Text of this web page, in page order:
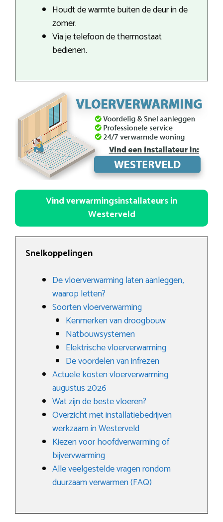
Houdt de warmte buiten de deur in de
zomer.
Via je telefoon de thermostaat
bedienen.
Vind verwarmingsinstallateurs in
Westerveld
Snelkoppelingen
De vloerverwarming laten aanleggen,
waarop letten?
Soorten vloerverwarming
Kenmerken van droogbouw
Natbouwsystemen
Elektrische vloerverwarming
De voordelen van infrezen
Actuele kosten vloerverwarming
augustus 2026
Wat zijn de beste vloeren?
Overzicht met installatiebedrijven
werkzaam in Westerveld
Kiezen voor hoofdverwarming of
bijvervwarming
Alle veelgestelde vragen rondom
duurzaam verwarmen (FAQ)